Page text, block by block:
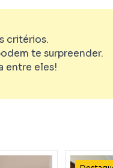
critérios.
te surpreender.
entre eles!